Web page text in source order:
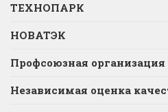
ТЕХНОПАРК
НОВАТЭК
Профсоюзная организация
Независимая оценка